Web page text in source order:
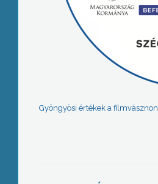
Gyöngyösi értékek a filmvásznon